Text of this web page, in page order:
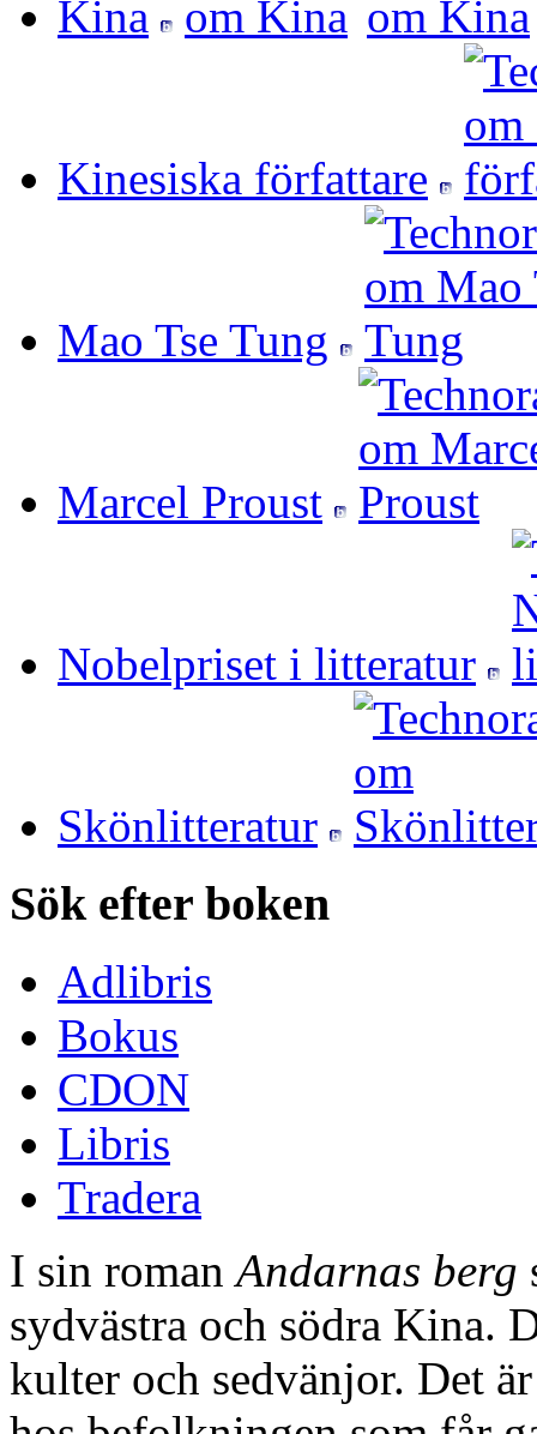
Kina
Kinesiska författare
Mao Tse Tung
Marcel Proust
Nobelpriset i litteratur
Skönlitteratur
Sök efter boken
Adlibris
Bokus
CDON
Libris
Tradera
I sin romanAndarnas berg
sydvästra och södra Kina.
kulter och sedvänjor. Det